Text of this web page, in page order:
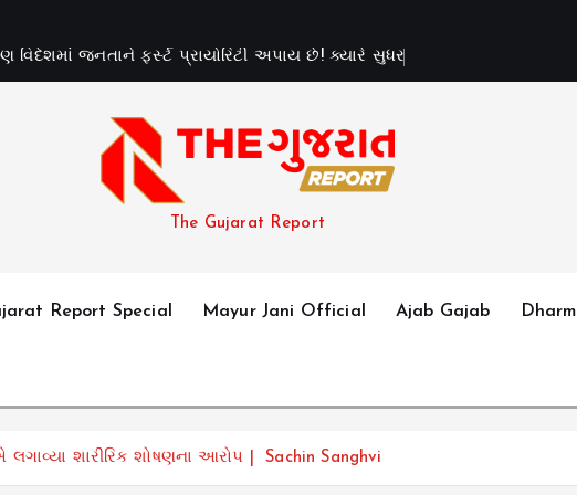
ણ વદશમ જનતન ફર પરયરટ અપય છ ! કયર સધર
The Gujarat Report
Report Special Mayur Jani Official Ajab Gajab Dharm
શારીરિક શોષણના આરોપ | Sachin Sanghvi